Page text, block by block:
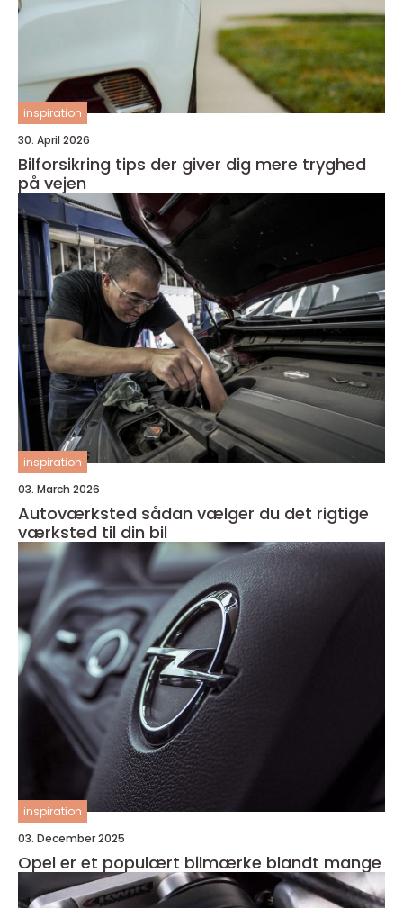
inspiration
30. April 2026
Bilforsikring tips der giver dig mere tryghed
på vejen
inspiration
03. March 2026
Autoværksted sådan vælger du det rigtige
værksted til din bil
inspiration
03. December 2025
Opel er et populært bilmærke blandt mange